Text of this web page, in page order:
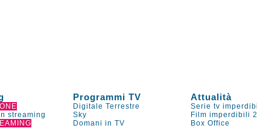
Programmi TV Attualità
ONE Digitale Terrestre Serie tv
streaming Sky Film imperdibili
Domani in TV Box Office